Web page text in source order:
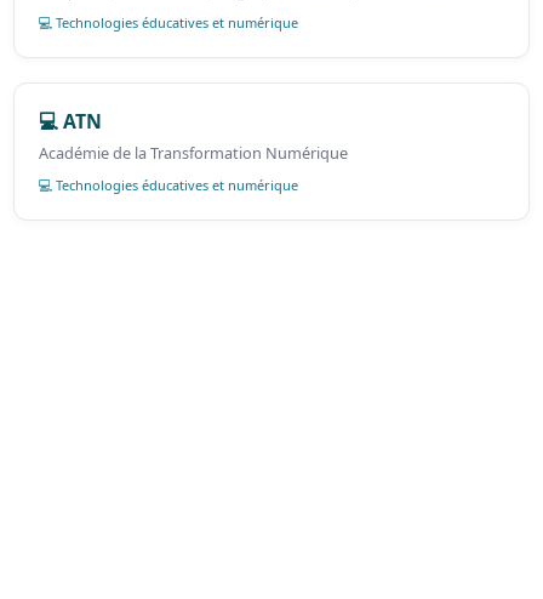
💻 Technologies éducatives et numérique
💻 ATN
Académie de la Transformation Numérique
💻 Technologies éducatives et numérique